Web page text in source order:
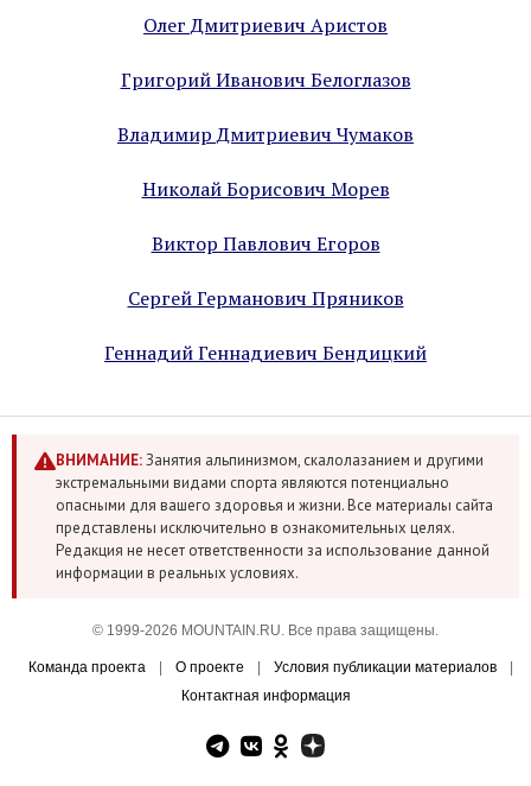
Олег Дмитриевич Аристов
Григорий Иванович Белоглазов
Владимир Дмитриевич Чумаков
Николай Борисович Морев
Виктор Павлович Егоров
Сергей Германович Пряников
Геннадий Геннадиевич Бендицкий
ВНИМАНИЕ:Занятия альпинизмом, скалолазанием и другими
экстремальными видами спорта являются потенциально
опасными для вашего здоровья и жизни. Все материалы сайта
представлены исключительно в ознакомительных целях.
Редакция не несет ответственности за использование данной
информации в реальных условиях.
© 1999-2026 MOUNTAIN.RU. Все права защищены.
Команда проекта О проекте Условия публикации материалов
Контактная информация